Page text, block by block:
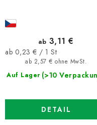
Auf Lager (>10
ab 2,57 € ohne MwSt.
ab 3,11 €
Verkaufspreis:
ab 0,23 € / 1 St
DETAIL